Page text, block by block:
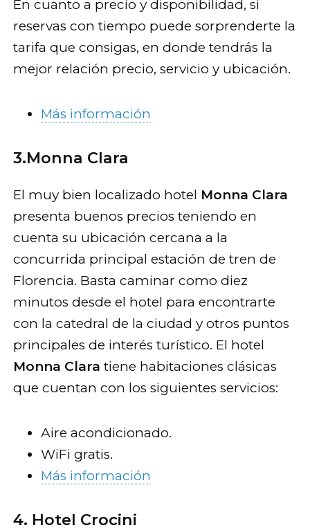
En cuanto a precio y disponibilidad, si
reservas con tiempo puede sorprenderte la
tarifa que consigas, en donde tendrás la
mejor relación precio, servicio y ubicación.
Más información
3.Monna Clara
El muy bien localizado hotel Monna Clara
presenta buenos precios teniendo en
cuenta su ubicación cercana a la
concurrida principal estación de tren de
Florencia. Basta caminar como diez
minutos desde el hotel para encontrarte
con la catedral de la ciudad y otros puntos
principales de interés turístico. El hotel
Monna Clara tiene habitaciones clásicas
que cuentan con los siguientes servicios:
Aire acondicionado.
WiFi gratis.
Más información
4. Hotel Crocini